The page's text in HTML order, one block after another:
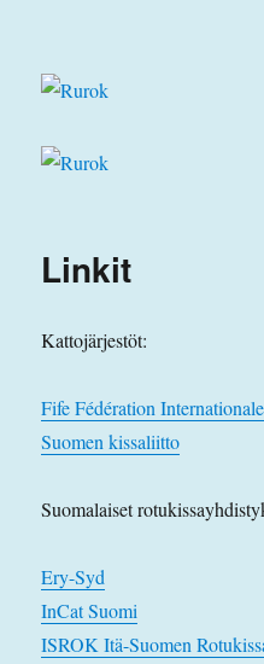
Rurok
Linkit
Kattojärjestöt:
Fife Fédération
Suomen kissaliitto
Suomalaiset
Ery-Syd
InCat Suomi
ISROK Itä-Suomen